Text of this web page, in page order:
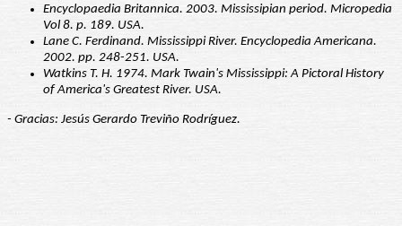
Encyclopaedia Britannica. 2003. Mississipian period. Micropedia
Vol 8. p. 189. USA.
Lane C. Ferdinand. Mississippi River. Encyclopedia Americana.
2002. pp. 248-251. USA.
Watkins T. H. 1974. Mark Twain's Mississippi: A Pictoral History
of America's Greatest River. USA.
- Gracias: Jesús Gerardo Treviño Rodríguez.